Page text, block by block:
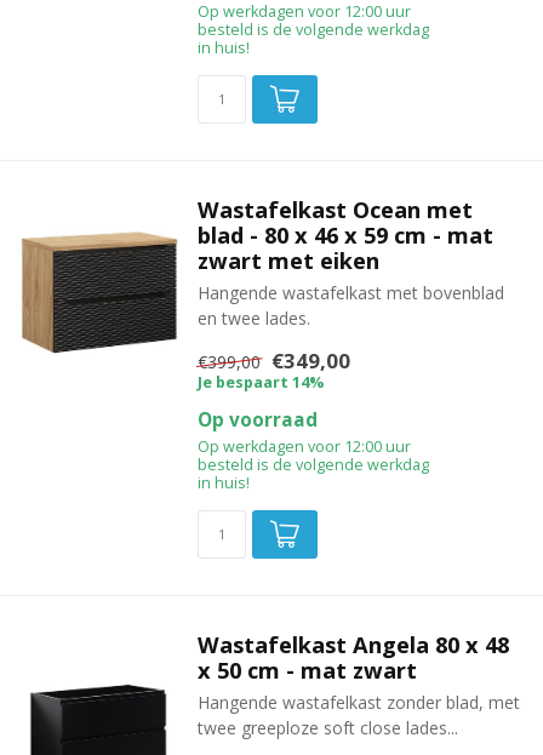
Op werkdagen voor 12:00 uur
besteld is de volgende werkdag
in huis!
Wastafelkast Ocean met
blad - 80 x 46 x 59 cm - mat
zwart met eiken
Hangende wastafelkast met bovenblad
en twee lades.
€399,00 €349,00
Je bespaart 14%
Op voorraad
Op werkdagen voor 12:00 uur
besteld is de volgende werkdag
in huis!
Wastafelkast Angela 80 x 48
x 50 cm - mat zwart
Hangende wastafelkast zonder blad, met
twee greeploze soft close lades...